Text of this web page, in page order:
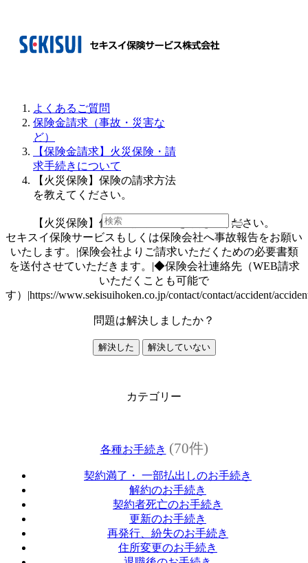
よくあるご質問
保険金請求（事故・災害な
ど）
【保険金請求】火災保険・請
求手続きについて
【火災保険】保険の請求方法
を教えてください。
【火災保険】保険の請求方法を教えてください。
セキスイ保険サービスもしくは保険会社へ事故報告をお願い
いたします。|保険会社よりご請求いただくための必要書類
を送付させていただきます。|◆保険会社連絡先（WEB請求
いただくことも可能で
す）|https://www.sekisuihoken.co.jp/contact/contact/accident/
問題は解決しましたか？
解決した 解決していない
カテゴリー
各種お手続き (70件)
契約満了・ 一部払出しのお手続き
解約のお手続き
契約者死亡のお手続き
更新のお手続き
再発行、紛失のお手続き
住所変更のお手続き